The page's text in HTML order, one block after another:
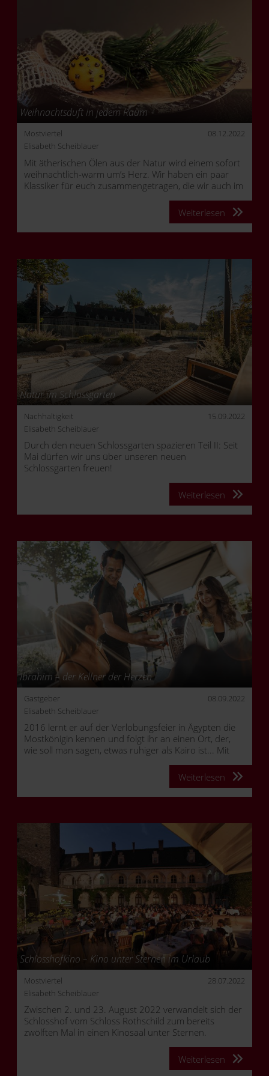
Weihnachtsduft in jedem Raum
Mostviertel
08.12.2022
Elisabeth Scheiblauer
Mit ätherischen Ölen aus der Natur wird einem sofort
weihnachtlich-warm um’s Herz. Wir haben ein paar
Klassiker für euch zusammengetragen, die wir auch im
Weiterlesen
Natur im Schlossgarten
Nachhaltigkeit
15.09.2022
Elisabeth Scheiblauer
Durch den neuen Schlossgarten spazieren Teil II: Seit
Mai dürfen wir uns über unseren neuen
Schlossgarten freuen!
Weiterlesen
Ibrahim – der Kellner der Herzen
Gastgeber
08.09.2022
Elisabeth Scheiblauer
2016 lernt er auf der Verlobungsfeier in Ägypten die
Mostkönigin kennen und folgt ihr an einen Ort, der,
wie soll man sagen, etwas ruhiger als Kairo ist... Mit
Weiterlesen
Schlosshofkino – Kino unter Sternen im Urlaub
Mostviertel
28.07.2022
Elisabeth Scheiblauer
Zwischen 2. und 23. August 2022 verwandelt sich der
Schlosshof vom Schloss Rothschild zum bereits
zwölften Mal in einen Kinosaal unter Sternen.
Weiterlesen